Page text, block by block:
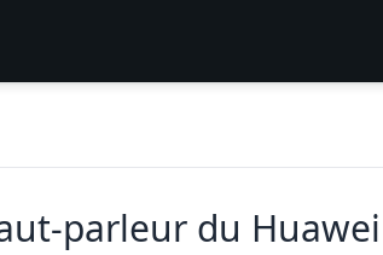
parleur du Huawei